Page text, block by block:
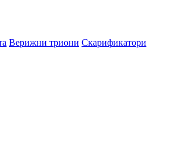
Верижни триони Скарификатори